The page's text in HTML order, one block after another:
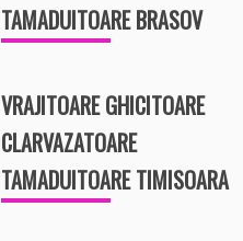
TAMADUITOARE BRASOV
VRAJITOARE GHICITOARE
CLARVAZATOARE
TAMADUITOARE TIMISOARA